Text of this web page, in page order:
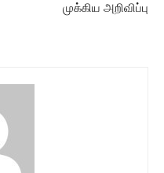
முக்கிய அறிவிப்பு